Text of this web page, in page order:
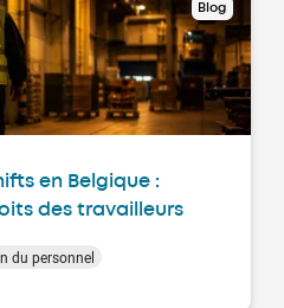
Blog
en Belgique :
des travailleurs
du personnel